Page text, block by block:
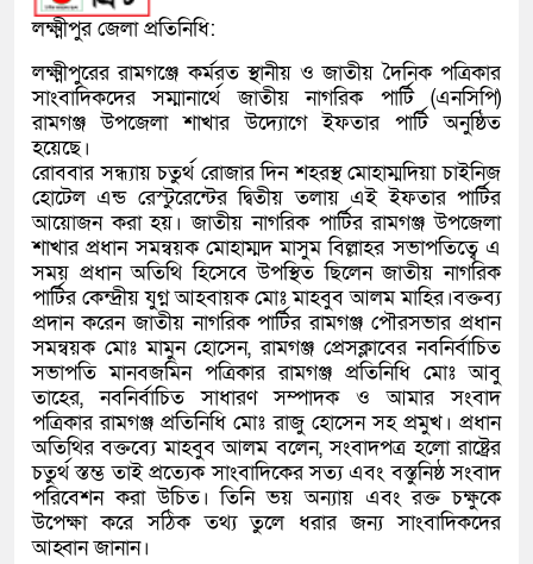
লক্ষ্মীপুর জেলা প্রতিনিধি:
লক্ষ্মীপুরের রামগঞ্জে কর্মরত স্থানীয় ও জাতীয় দৈনিক পত্রিকার
সাংবাদিকদের সম্মানার্থে জাতীয় নাগরিক পার্টি (এনসিপি)
রামগঞ্জ উপজেলা শাখার উদ্যোগে ইফতার পার্টি অনুষ্ঠিত
হয়েছে।
রোববার সন্ধ্যায় চতুর্থ রোজার দিন শহরস্থ মোহাম্মদিয়া চাইনিজ
হোটেল এন্ড রেস্টুরেন্টের দ্বিতীয় তলায় এই ইফতার পার্টির
আয়োজন করা হয়। জাতীয় নাগরিক পার্টির রামগঞ্জ উপজেলা
শাখার প্রধান সমন্বয়ক মোহাম্মদ মাসুম বিল্লাহর সভাপতিত্বে এ
সময় প্রধান অতিথি হিসেবে উপস্থিত ছিলেন জাতীয় নাগরিক
পার্টির কেন্দ্রীয় যুগ্ন আহবায়ক মোঃ মাহবুব আলম মাহির।বক্তব্য
প্রদান করেন জাতীয় নাগরিক পার্টির রামগঞ্জ পৌরসভার প্রধান
সমন্বয়ক মোঃ মামুন হোসেন, রামগঞ্জ প্রেসক্লাবের নবনির্বাচিত
সভাপতি মানবজমিন পত্রিকার রামগঞ্জ প্রতিনিধি মোঃ আবু
তাহের, নবনির্বাচিত সাধারণ সম্পাদক ও আমার সংবাদ
পত্রিকার রামগঞ্জ প্রতিনিধি মোঃ রাজু হোসেন সহ প্রমুখ। প্রধান
অতিথির বক্তব্যে মাহবুব আলম বলেন, সংবাদপত্র হলো রাষ্ট্রের
চতুর্থ স্তম্ভ তাই প্রত্যেক সাংবাদিকের সত্য এবং বস্তুনিষ্ঠ সংবাদ
পরিবেশন করা উচিত। তিনি ভয় অন্যায় এবং রক্ত চক্ষুকে
উপেক্ষা করে সঠিক তথ্য তুলে ধরার জন্য সাংবাদিকদের
আহ্বান জানান।